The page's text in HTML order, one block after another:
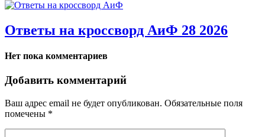
Ответы на кроссворд АиФ 28 2026
Нет пока комментариев
Добавить комментарий
Ваш адрес email не будет опубликован. Обязательные поля
помечены *